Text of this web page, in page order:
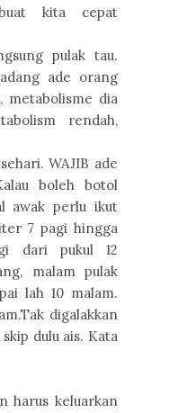
kita cepat
pulak tau.
ade orang
metabolisme dia
rendah,
WAJIB ade
boleh botol
awak perlu ikut
7 pagi hingga
dari pukul 12
malam pulak
lah 10 malam.
digalakkan
dulu ais. Kata
harus keluarkan